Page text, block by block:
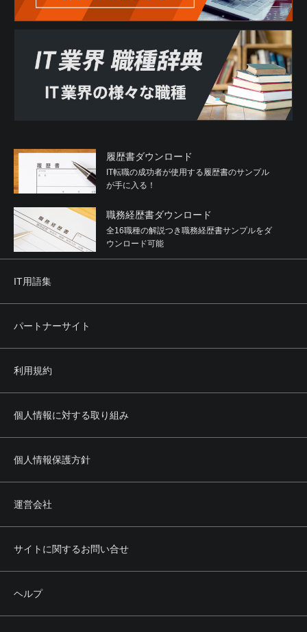
履歴書ダウンロード
IT転職の成功者が使用する履歴書のサンプル
が手に入る！
職務経歴書ダウンロード
全16職種の解説つき職務経歴書サンプルをダ
ウンロード可能
IT用語集
パートナーサイト
利用規約
個人情報に対する取り組み
個人情報保護方針
運営会社
サイトに関するお問い合せ
ヘルプ